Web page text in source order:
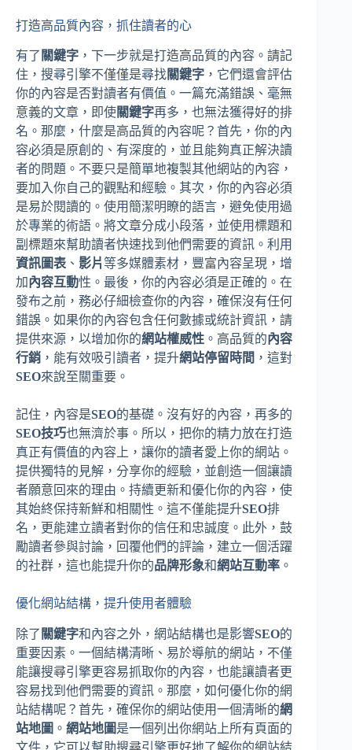
打造高品質內容，抓住讀者的心
有了 關鍵字 ，下一步就是打造高品質的內容。請記
住，搜尋引擎不僅僅是尋找關鍵字 ，它們還會評估
你的內容是否對讀者有價值。一篇充滿錯誤、毫無
意義的文章，即使關鍵字再多，也無法獲得好的排
名。那麼，什麼是高品質的內容呢？首先，你的內
容必須是原創的、有深度的，並且能夠真正解決讀
者的問題。不要只是簡單地複製其他網站的內容，
要加入你自己的觀點和經驗。其次，你的內容必須
是易於閱讀的。使用簡潔明瞭的語言，避免使用過
於專業的術語。將文章分成小段落，並使用標題和
副標題來幫助讀者快速找到他們需要的資訊。利用
資訊圖表 、 影片等多媒體素材，豐富內容呈現，增
加內容互動性。最後，你的內容必須是正確的。在
發布之前，務必仔細檢查你的內容，確保沒有任何
錯誤。如果你的內容包含任何數據或統計資訊，請
提供來源，以增加你的網站權威性 。高品質的內容
行銷 ，能有效吸引讀者，提升網站停留時間 ，這對
SEO來說至關重要。
記住，內容是SEO的基礎。沒有好的內容，再多的
SEO技巧也無濟於事。所以，把你的精力放在打造
真正有價值的內容上，讓你的讀者愛上你的網站。
提供獨特的見解，分享你的經驗，並創造一個讓讀
者願意回來的理由。持續更新和優化你的內容，使
其始終保持新鮮和相關性。這不僅能提升SEO排
名，更能建立讀者對你的信任和忠誠度。此外，鼓
勵讀者參與討論，回覆他們的評論，建立一個活躍
的社群，這也能提升你的品牌形象和網站互動率 。
優化網站結構，提升使用者體驗
除了 關鍵字和內容之外，網站結構也是影響SEO的
重要因素。一個結構清晰、易於導航的網站，不僅
能讓搜尋引擎更容易抓取你的內容，也能讓讀者更
容易找到他們需要的資訊。那麼，如何優化你的網
站結構呢？首先，確保你的網站使用一個清晰的網
站地圖 。 網站地圖是一個列出你網站上所有頁面的